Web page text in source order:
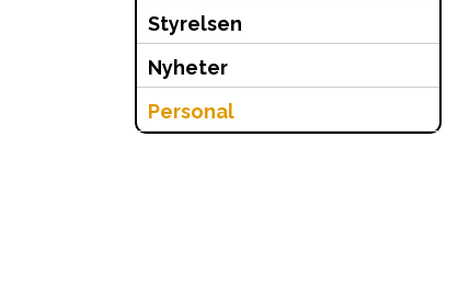
Styrelsen
Nyheter
Personal